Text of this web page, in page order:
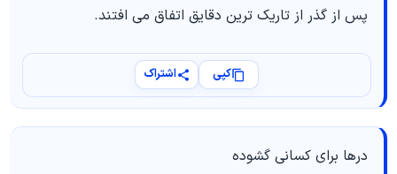
پس از گذر از تاریک‌ ترین دقایق اتفاق می‌ افتند.
کپی اشتراک
درها برای کسانی گشوده